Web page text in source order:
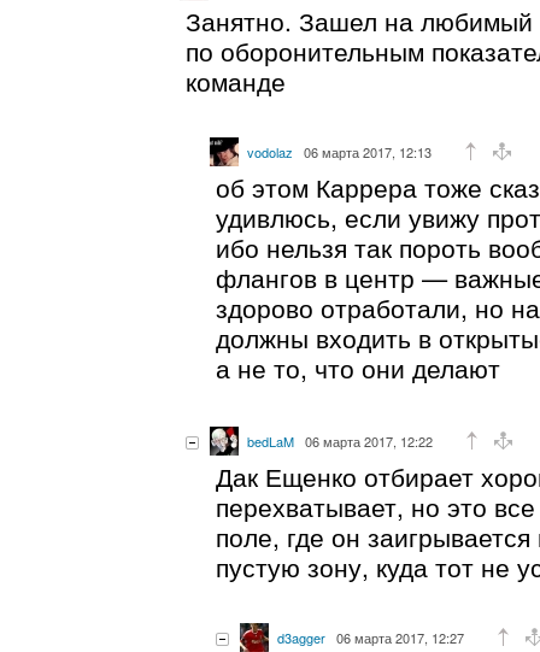
Занятно. Зашел на любимый
по оборонительным
команде
vodolaz 06 марта 2017, 12:13
об этом Каррера тоже
удивлюсь, если увижу
ибо нельзя так пороть
флангов в центр —
здорово отработали, но
должны входить в
а не то, что они делают
bedLaM 06 марта 2017, 12:22
Дак Ещенко отбирает
перехватывает, но это
поле, где он
пустую зону, куда тот не
d3agger 06 марта 2017, 12:27